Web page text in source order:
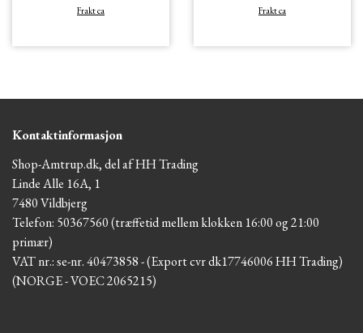
Frakt ca Frakt ca
Kontaktinformasjon
Shop-Amtrup.dk, del af HH Trading
Linde Alle 16A, 1
7480 Vildbjerg
Telefon: 50367560 (træffetid mellem klokken 16:00 og 21:00
primær)
VAT nr.: se-nr. 40473858 - (Export cvr dk17746006 HH Trading)
(NORGE - VOEC 2065215)